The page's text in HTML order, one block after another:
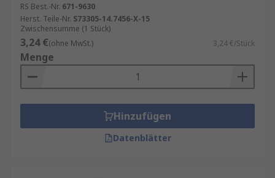
Gleichstrom steuert.
RS Best.-Nr. 671-9630
Herst. Teile-Nr. S73305-14.7456-X-15
Zwischensumme (1 Stück)
3,24 €(ohne MwSt.) 3,24 €/Stück
Menge
Hinzufügen
Datenblätter